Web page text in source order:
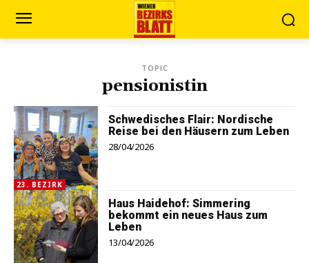
TOPIC
pensionistin
23. BEZIRK
Schwedisches Flair: Nordische
Reise bei den Häusern zum Leben
28/04/2026
Haus Haidehof: Simmering
bekommt ein neues Haus zum
Leben
13/04/2026